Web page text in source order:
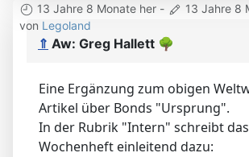
13 Jahre 8 Monate her - 13 Jahre 8
von Legoland
⇑ Aw: Greg Hallett 🌳
Eine Ergänzung zum obigen
Artikel über Bonds "Ursprung".
In der Rubrik "Intern" schreibt das
Wochenheft einleitend dazu: